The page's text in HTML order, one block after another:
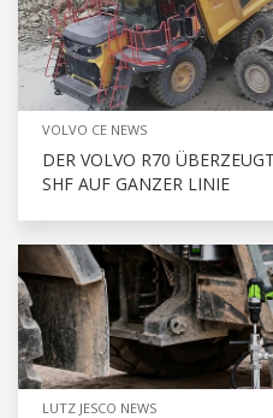
VOLVO CE NEWS
DER VOLVO R70
SHF AUF GANZER LINIE
LUTZ JESCO NEWS